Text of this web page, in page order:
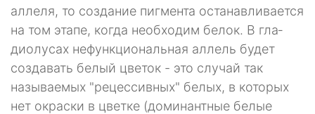
аллеля, то создание пигмента останавливается
на том этапе, когда необходим белок. В гла­
диолусах нефункциональная аллель будет
создавать белый цветок - это случай так
называемых "рецессивных" белых, в которых
нет окраски в цветке (доминантные белые